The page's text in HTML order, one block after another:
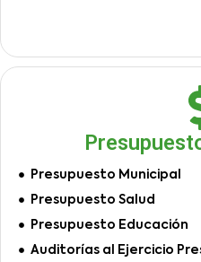
Presupuesto Municipal
Presupuesto Salud
Presupuesto Educación
Auditorías al Ejercicio